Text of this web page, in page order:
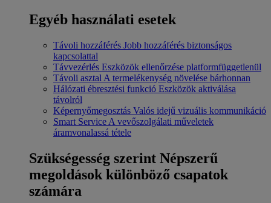
Egyéb használati esetek
Távoli hozzáférés Jobb hozzáférés biztonságos
kapcsolattal
Távvezérlés Eszközök ellenőrzése platformfüggetlenül
Távoli asztal A termelékenység növelése bárhonnan
Hálózati ébresztési funkció Eszközök aktiválása
távolról
Képernyőmegosztás Valós idejű vizuális kommunikáció
Smart Service A vevőszolgálati műveletek
áramvonalassá tétele
Szükségesség szerint Népszerű
megoldások különböző csapatok
számára